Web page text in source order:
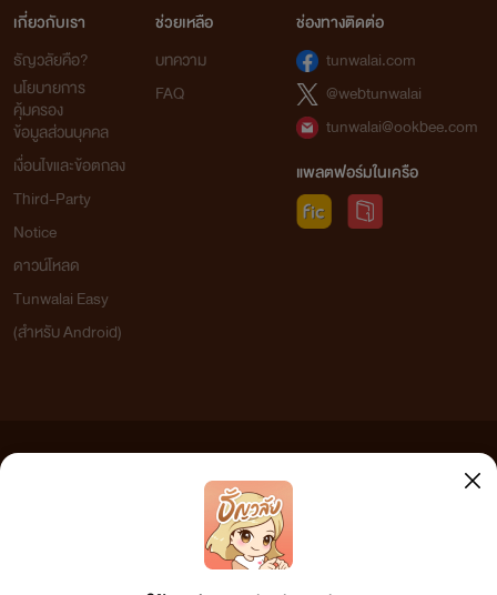
เกี่ยวกับเรา
ธัญวลัยคือ?
นโยบายการ
คุ้มครอง
ข้อมูลส่วนบุคคล
เงื่อนไขและข้อตกลง
Third-Party
Notice
ดาวน์โหลด
Tunwalai Easy
(สำหรับ Android)
ช่วยเหลือ
บทความ
FAQ
ช่องทางติดต่อ
tunwalai.com
@webtunwalai
tunwalai@ookbee.com
แพลตฟอร์มในเครือ
เว็บไซต์แห่งนี้ไม่ได้เห็นด้วยและไม่ขอรับผิดชอบต่อข้อความใดๆ ทั้งสิ้น ดังนั้นผู้อ่านทุกท่านโปรดใช้
วิจารณญาณในการกลั่นกรองด้วยตนเอง และหากท่านพบข้อความใดๆ ที่ขัดต่อกฎหมายและศีลธรรม
กรุณาแจ้งมาที่ tunwalai@ookbee.com เพื่อทีมงานจะได้ดำเนินการในทันที ทั้งนี้ ทางเว็บไซต์ขอสงวน
ลิขสิทธิ์ตามพระราชบัญญัติลิขสิทธิ์ (ฉบับเพิ่มเติม) พ.ศ.2558